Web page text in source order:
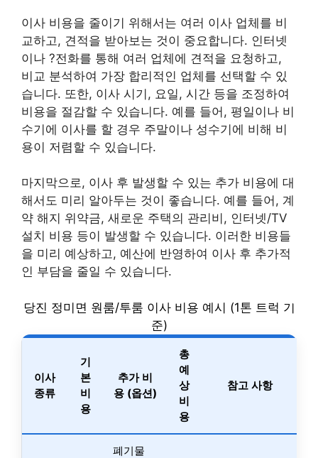
이사 비용을 줄이기 위해서는 여러 이사 업체를 비
교하고, 견적을 받아보는 것이 중요합니다. 인터넷
이나 ?전화를 통해 여러 업체에 견적을 요청하고,
비교 분석하여 가장 합리적인 업체를 선택할 수 있
습니다. 또한, 이사 시기, 요일, 시간 등을 조정하여
비용을 절감할 수 있습니다. 예를 들어, 평일이나 비
수기에 이사를 할 경우 주말이나 성수기에 비해 비
용이 저렴할 수 있습니다.
마지막으로, 이사 후 발생할 수 있는 추가 비용에 대
해서도 미리 알아두는 것이 좋습니다. 예를 들어, 계
약 해지 위약금, 새로운 주택의 관리비, 인터넷/TV
설치 비용 등이 발생할 수 있습니다. 이러한 비용들
을 미리 예상하고, 예산에 반영하여 이사 후 추가적
인 부담을 줄일 수 있습니다.
당진 정미면 원룸/투룸 이사 비용 예시 (1톤 트럭 기
준)
이사
종류
기
본
비
용
추가 비
용 (옵션)
총
예
상
비
용
참고 사항
폐기물